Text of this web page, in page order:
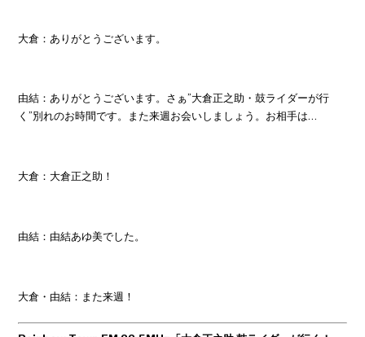
大倉：ありがとうございます。
由結：ありがとうございます。さぁ”大倉正之助・鼓ライダーが行
く”別れのお時間です。また来週お会いしましょう。お相手は…
大倉：大倉正之助！
由結：由結あゆ美でした。
大倉・由結：また来週！